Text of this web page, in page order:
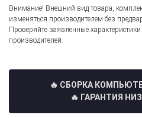
Внимание! Внешний вид товара,
изменяться производителем без
Проверяйте заявленные
производителей.
🔥 СБОРКА
🔥 ГАРАНТИЯ